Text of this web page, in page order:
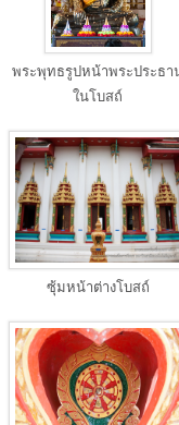
พระพุทธรูปหน้าพระประธา
ในโบสถ์
ซุ้มหน้าต่างโบสถ์